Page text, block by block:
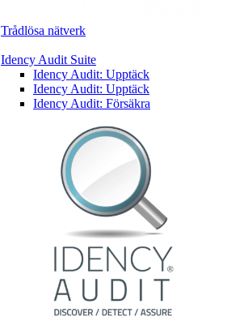
Trådlösa nätverk
Idency Audit Suite
Idency Audit: Upptäck
Idency Audit: Upptäck
Idency Audit: Försäkra